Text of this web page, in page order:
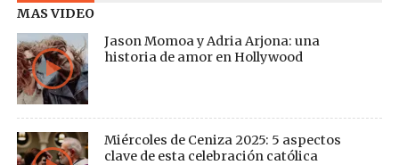
MAS VIDEO
Jason Momoa y Adria Arjona: una
historia de amor en Hollywood
Miércoles de Ceniza 2025: 5 aspectos
clave de esta celebración católica